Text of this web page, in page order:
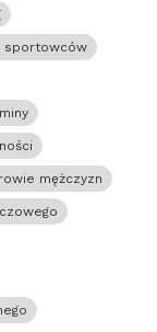
sportowców
mężczyzn